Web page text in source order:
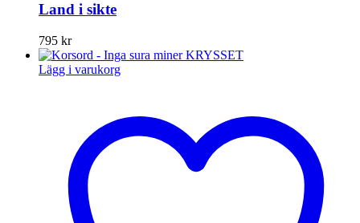
Land i sikte
795 kr
Lägg i varukorg